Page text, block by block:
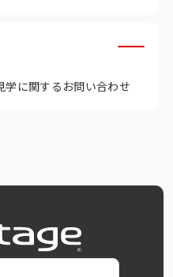
に関するお問い合わせ